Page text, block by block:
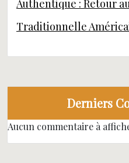
Authentique : Retour
Traditionnelle
Derniers
Aucun commentaire à